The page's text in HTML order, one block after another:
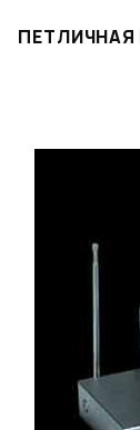
ПЕТЛИЧНАЯ